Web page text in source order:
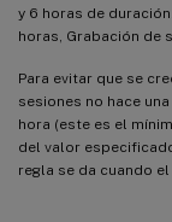
y 6 horas de
horas, Grabación de
Para evitar que se
sesiones no hace
hora (este es el
del valor
regla se da cuando